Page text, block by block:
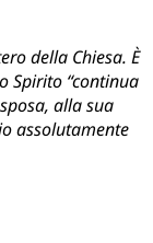
della Chiesa. È
Spirito “continua
alla sua
assolutamente